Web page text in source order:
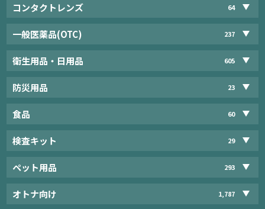
コンタクトレンズ 64
一般医薬品(OTC) 237
衛生用品・日用品 605
防災用品 23
食品 60
検査キット 29
ペット用品 293
オトナ向け 1,787